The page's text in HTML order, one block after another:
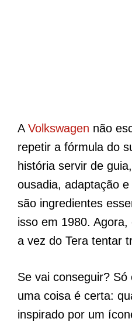
A Volkswagen não
repetir a fórmula do
história servir de
ousadia, adaptação
são ingredientes
isso em 1980.
a vez do Tera tentar
Se vai conseguir?
uma coisa é certa:
inspirado por um